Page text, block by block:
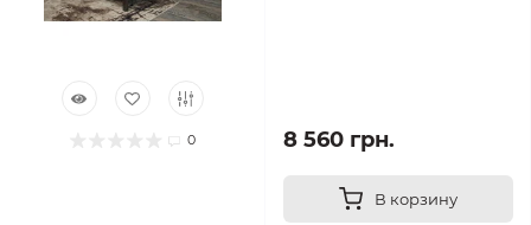
0 8 560 грн.
В корзину